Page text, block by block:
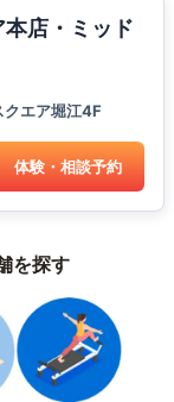
店・ミッド
エア堀江4F
体験・相談予約
を探す